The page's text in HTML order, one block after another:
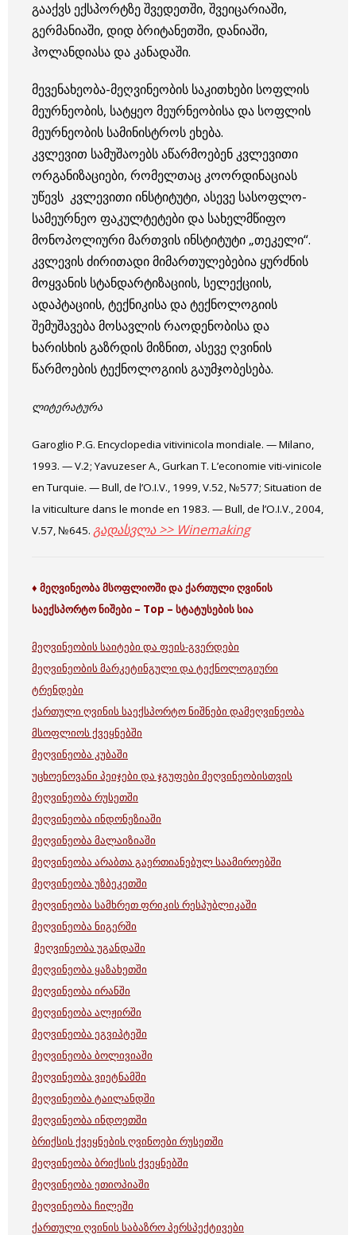
გააქვს ექსპორტზე შვედეთში, შვეიცარიაში,
გერმანიაში, დიდ ბრიტანეთში, დანიაში,
ჰოლანდიასა და კანადაში.
მევენახეობა-მეღვინეობის საკითხები სოფლის
მეურნეობის, სატყეო მეურნეობისა და სოფლის
მეურნეობის სამინისტროს ეხება.
კვლევით სამუშაოებს აწარმოებენ კვლევითი
ორგანიზაციები, რომელთაც კოორდინაციას
უწევს კვლევითი ინსტიტუტი, ასევე სასოფლო-
სამეურნეო ფაკულტეტები და სახელმწიფო
მონოპოლიური მართვის ინსტიტუტი „თეკელი“.
კვლევის ძირითადი მიმართულებებია ყურძნის
მოყვანის სტანდარტიზაციის, სელექციის,
ადაპტაციის, ტექნიკისა და ტექნოლოგიის
შემუშავება მოსავლის რაოდენობისა და
ხარისხის გაზრდის მიზნით, ასევე ღვინის
წარმოების ტექნოლოგიის გაუმჯობესება.
ლიტერატურა
Garoglio P.G. Encyclopedia vitivinicola mondiale. — Milano,
1993. — V.2; Yavuzeser A., Gurkan T. L’economie viti-vinicole
en Turquie. — Bull, de l’O.I.V., 1999, V.52, №577; Situation de
la viticulture dans le monde en 1983. — Bull, de l’O.I.V., 2004,
V.57, №645. გადასვლა >> Winemaking
♦ მეღვინეობა მსოფლიოში და ქართული ღვინის
საექსპორტო ნიშები – Top – სტატუსების სია
მეღვინეობის საიტები და ფეის-გვერდები
მეღვინეობის მარკეტინგული და ტექნოლოგიური
ტრენდები
ქართული ღვინის საექსპორტო ნიშნები დამეღვინეობა
მსოფლიოს ქვეყნებში
მეღვინეობა კუბაში
უცხოენოვანი პეიჯები და ჯგუფები მეღვინეობისთვის
მეღვინეობა რუსეთში
მეღვინეობა ინდონეზიაში
მეღვინეობა მალაიზიაში
მეღვინეობა არაბთა გაერთიანებულ საამიროებში
მეღვინეობა უზბეკეთში
მეღვინეობა სამხრეთ ფრიკის რესპუბლიკაში
მეღვინეობა ნიგერში
მეღვინეობა უგანდაში
მეღვინეობა ყაზახეთში
მეღვინეობა ირანში
მეღვინეობა ალჟირში
მეღვინეობა ეგვიპტეში
მეღვინეობა ბოლივიაში
მეღვინეობა ვიეტნამში
მეღვინეობა ტაილანდში
მეღვინეობა ინდოეთში
ბრიქსის ქვეყნების ღვინოები რუსეთში
მეღვინეობა ბრიქსის ქვეყნებში
მეღვინეობა ეთიოპიაში
მეღვინეობა ჩილეში
ქართული ღვინის საბაზრო პერსპექტივები